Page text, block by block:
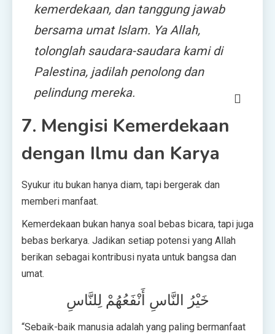
kemerdekaan, dan tanggung jawab
bersama umat Islam. Ya Allah,
tolonglah saudara-saudara kami di
Palestina, jadilah penolong dan
pelindung mereka.
7. Mengisi Kemerdekaan
dengan Ilmu dan Karya
Syukur itu bukan hanya diam, tapi bergerak dan
memberi manfaat.
Kemerdekaan bukan hanya soal bebas bicara, tapi juga
bebas berkarya. Jadikan setiap potensi yang Allah
berikan sebagai kontribusi nyata untuk bangsa dan
umat.
خَيْرُ النَّاسِ أَنْفَعُهُمْ لِلنَّاسِ
“Sebaik-baik manusia adalah yang paling bermanfaat